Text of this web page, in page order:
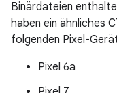
Binärdateien
haben ein ähnliches
folgenden Pixel-
Pixel 6a